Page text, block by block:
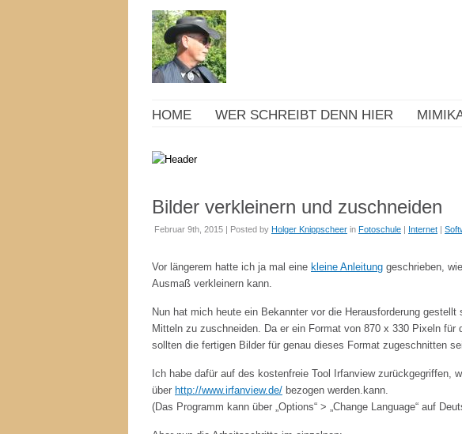
HOME WER SCHREIBT DENN HIER
Bilder verkleinern und zuschneiden
Februar 9th, 2015 | Posted by Holger Knippscheer in Fotoschule | Internet |
Vor längerem hatte ich ja mal eine kleine Anleitung geschrieben,
Ausmaß verkleinern kann.
Nun hat mich heute ein Bekannter vor die Herausforderung
Mitteln zu zuschneiden. Da er ein Format von 870 x 330 Pixeln für
sollten die fertigen Bilder für genau dieses Format zugeschnitten
Ich habe dafür auf des kostenfreie Tool Irfanview zurückgegriffen,
über http://www.irfanview.de/ bezogen werden.kann.
(Das Programm kann über „Options“ > „Change Language“ auf